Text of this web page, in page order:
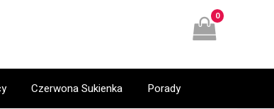
0
Czerwona Sukienka Porady